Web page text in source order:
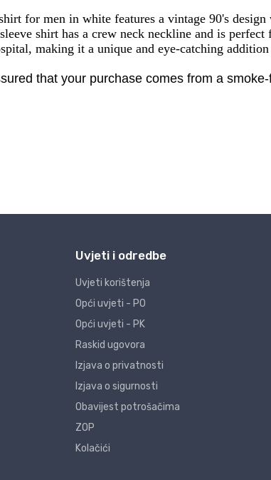
Uvjeti i odredbe
Uvjeti korištenja
Opći uvjeti - PO
Opći uvjeti - PK
Raskid ugovora
Izjava o privatnosti
Izjava o sigurnosti
Obavijest potrošačima
ZOP
Kolačići